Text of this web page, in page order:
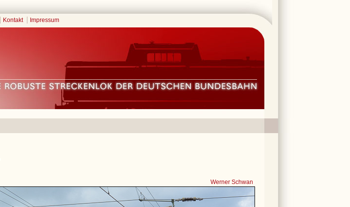
Kontakt Impressum
Werner Schwan